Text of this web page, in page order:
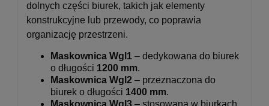
dolnych części biurek, takich jak elementy
konstrukcyjne lub przewody, co poprawia
organizację przestrzeni.
Maskownica Wgl1 – dedykowana do biurek
o długości 1200 mm.
Maskownica Wgl2 – przeznaczona do
biurek o długości 1400 mm.